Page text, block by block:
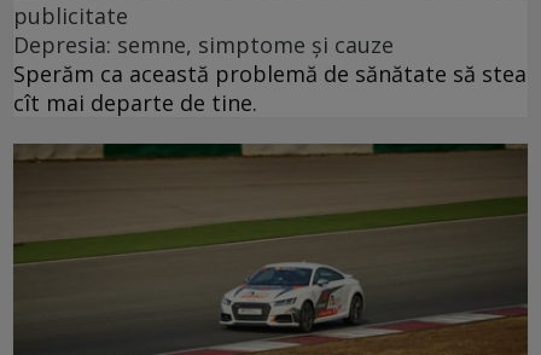
publicitate
Depresia: semne, simptome și cauze
Sperăm ca această problemă de sănătate să stea
cît mai departe de tine.